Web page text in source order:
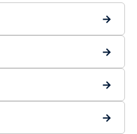
→
→
→
→